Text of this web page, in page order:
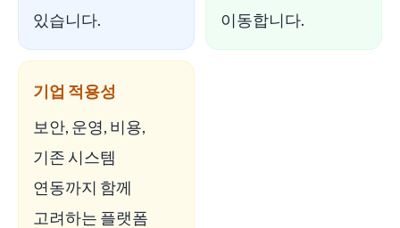
있습니다.
이동합니다.
기업 적용성
보안, 운영, 비용,
기존 시스템
연동까지 함께
고려하는 플랫폼